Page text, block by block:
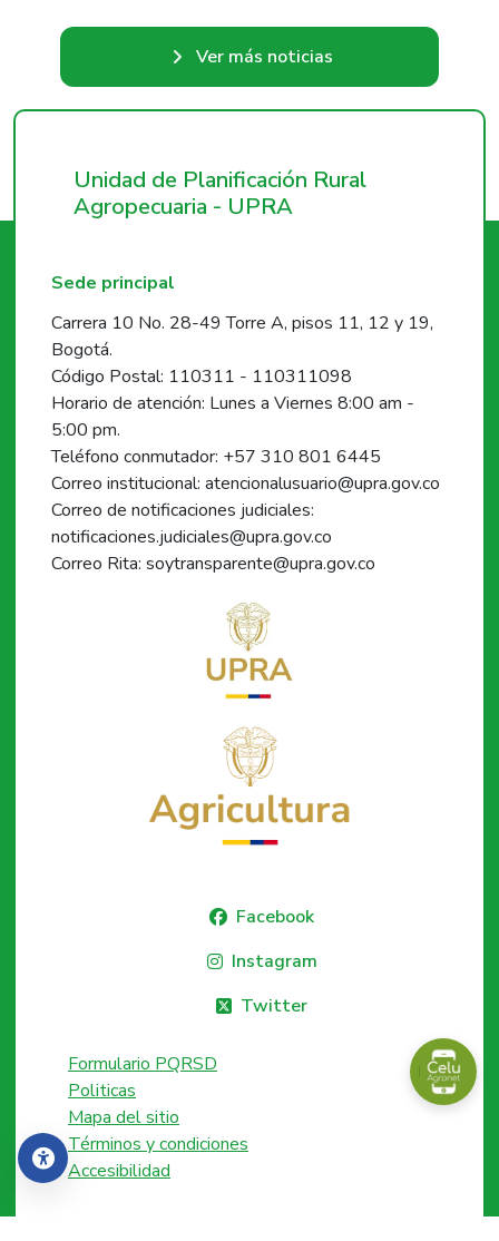
Accesibilidad
Ver más noticias
Unidad de Planificación Rural
Agropecuaria - UPRA
Sede principal
Carrera 10 No. 28-49 Torre A, pisos 11, 12 y 19,
Bogotá.
Código Postal: 110311 - 110311098
Horario de atención: Lunes a Viernes 8:00 am -
5:00 pm.
Teléfono conmutador: +57 310 801 6445
Correo institucional: atencionalusuario@upra.gov.co
Correo de notificaciones judiciales:
notificaciones.judiciales@upra.gov.co
Correo Rita: soytransparente@upra.gov.co
Facebook
Instagram
Twitter
Formulario PQRSD
Politicas
Mapa del sitio
Términos y condiciones
Accesibilidad